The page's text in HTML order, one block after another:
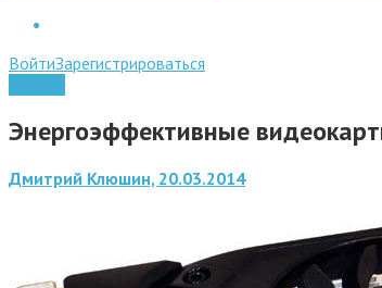
ВойтиЗарегистрироваться
Энергоэффективные
Дмитрий Клюшин, 20.03.2014